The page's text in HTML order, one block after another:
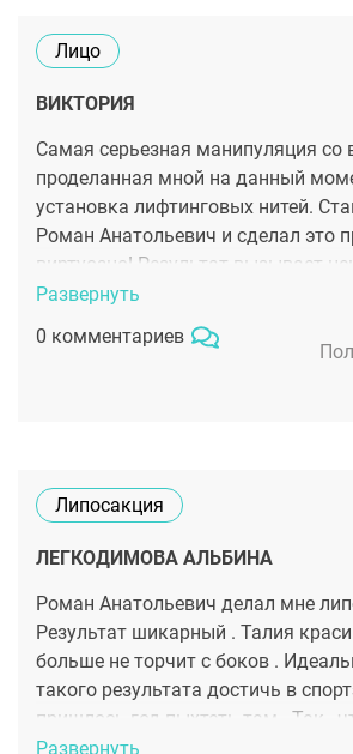
Лицо
ВИКТОРИЯ
Самая серьезная манипуляция со
проделанная мной на данный
установка лифтинговых нитей.
Роман Анатольевич и сделал это
виртуозно! Результат вызывает
восторг не только у меня, но и у
знакомых. Установили нити Аптос
значительно улучшило структуру
неприятной, но проводится она
быстро, так что ради такого
потерпеть.
Развернуть
0 комментариев
Липосакция
ЛЕГКОДИМОВА АЛЬБИНА
Роман Анатольевич делал мне
Результат шикарный . Талия
больше не торчит с боков .
такого результата достичь в
пришлось год пыхтеть там . Так ,
-это быстрый способ приобрести
Развернуть